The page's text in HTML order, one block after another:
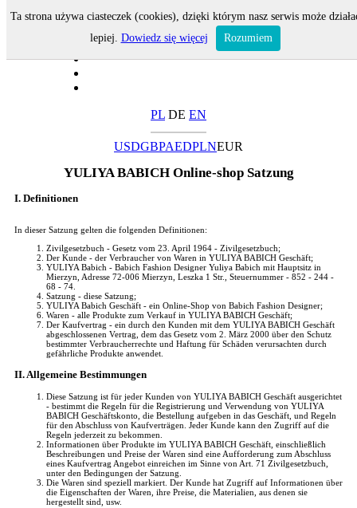
PL DE EN
USDGBPAEDPLNEUR
YULIYA BABICH Online-shop Satzung
I. Definitionen
In dieser Satzung gelten die folgenden Definitionen:
Zivilgesetzbuch - Gesetz vom 23. April 1964 - Zivilgesetzbuch;
Der Kunde - der Verbraucher von Waren in YULIYA BABICH Geschäft;
YULIYA Babich - Babich Fashion Designer Yuliya Babich mit Hauptsitz in
Mierzyn, Adresse 72-006 Mierzyn, Leszka 1 Str., Steuernummer - 852 - 244 -
68 - 74.
Satzung - diese Satzung;
YULIYA Babich Geschäft - ein Online-Shop von Babich Fashion Designer;
Waren - alle Produkte zum Verkauf in YULIYA BABICH Geschäft;
Der Kaufvertrag - ein durch den Kunden mit dem YULIYA BABICH Geschäft
abgeschlossenen Vertrag, dem das Gesetz vom 2. März 2000 über den Schutz
bestimmter Verbraucherrechte und Haftung für Schäden verursachten durch
gefährliche Produkte anwendet.
II. Allgemeine Bestimmungen
Diese Satzung ist für jeder Kunden von YULIYA BABICH Geschäft ausgerichtet
- bestimmt die Regeln für die Registrierung und Verwendung von YULIYA
BABICH Geschäftskonto, die Bestellung aufgeben in das Geschäft, und Regeln
für den Abschluss von Kaufverträgen. Jeder Kunde kann den Zugriff auf die
Regeln jederzeit zu bekommen.
Informationen über Produkte im YULIYA BABICH Geschäft, einschließlich
Beschreibungen und Preise der Waren sind eine Aufforderung zum Abschluss
eines Kaufvertrag Angebot einreichen im Sinne von Art. 71 Zivilgesetzbuch,
unter den Bedingungen der Satzung.
Die Waren sind speziell markiert. Der Kunde hat Zugriff auf Informationen über
die Eigenschaften der Waren, ihre Preise, die Materialien, aus denen sie
hergestellt sind, usw.
Ta strona używa ciasteczek (cookies), dzięki którym nasz serwis może
lepiej. Dowiedz się więcej Rozumiem